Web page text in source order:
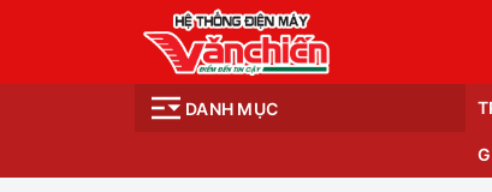
DANH MỤC